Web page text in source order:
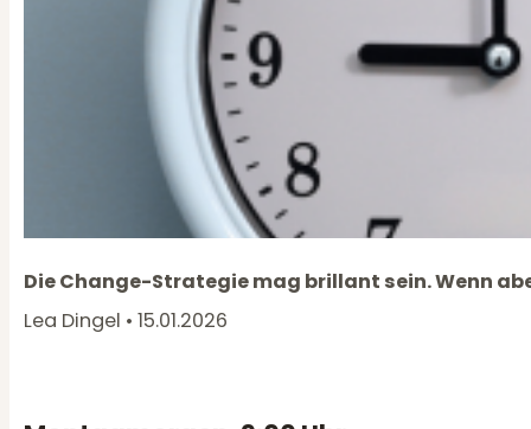
Die Change-Strategie mag brillant sein. Wenn
Lea Dingel • 15.01.2026